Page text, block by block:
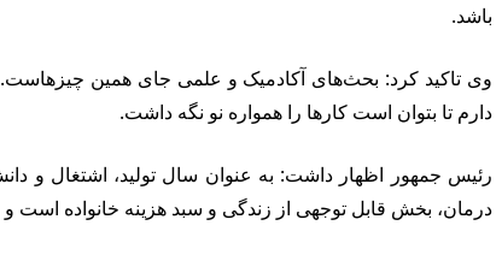
باشد.
وی تاکید کرد: بحث‌های آکادمیک و علمی جای همین چیزهاست.
دارم تا بتوان است کارها را همواره نو نگه داشت.
رئیس جمهور اظهار داشت: به عنوان سال تولید، اشتغال و
درمان، بخش قابل توجهی از زندگی و سبد هزینه خانواده است